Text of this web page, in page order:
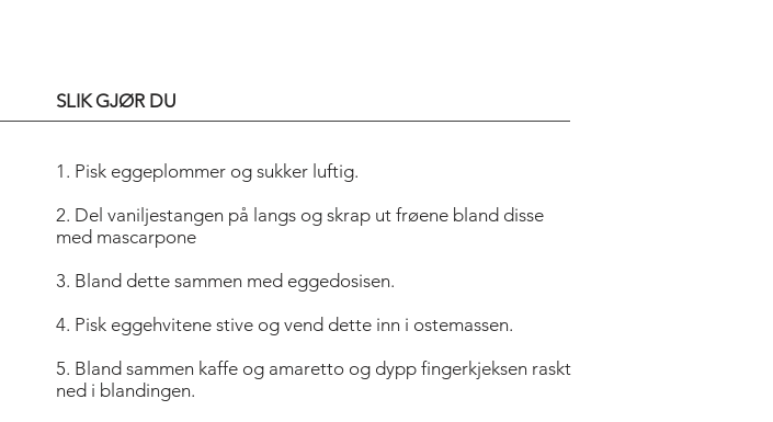
SLIK GJØR DU
1. Pisk eggeplommer og sukker luftig.
2. Del vaniljestangen på langs og skrap ut frøene bland disse
med mascarpone
3. Bland dette sammen med eggedosisen.
4. Pisk eggehvitene stive og vend dette inn i ostemassen.
5. Bland sammen kaffe og amaretto og dypp fingerkjeksen raskt
ned i blandingen.